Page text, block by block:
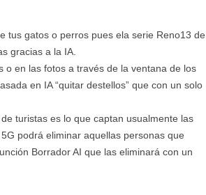
tus gatos o perros pues ela serie Reno13 de
gracias a la IA.
o en las fotos a través de la ventana de los
en IA “quitar destellos” que con un solo
turistas es lo que captan usualmente las
podrá eliminar aquellas personas que
Borrador AI que las eliminará con un